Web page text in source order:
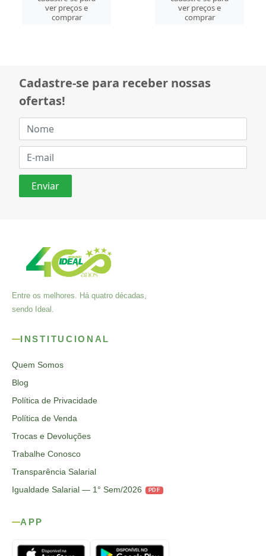
ver preços e
comprar
ver preços e
comprar
Cadastre-se para receber nossas
ofertas!
Entre os melhores. Há quatro décadas,
sendo Ideal.
INSTITUCIONAL
Quem Somos
Blog
Política de Privacidade
Política de Venda
Trocas e Devoluções
Trabalhe Conosco
Transparência Salarial
Igualdade Salarial — 1° Sem/2026
PDF
APP